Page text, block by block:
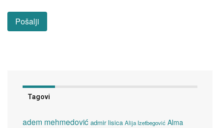
Tagovi
adem mehmedović admir lisica Alija Izetbegović Alma